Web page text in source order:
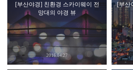
[부산야경] 친환경 스카이웨이 전
망대의 야경 뷰
2016.04.27
[부산